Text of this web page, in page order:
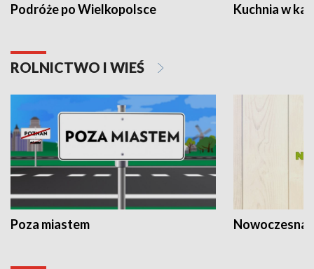
Podróże po Wielkopolsce Kuchnia w
ROLNICTWO I WIEŚ
Poza miastem Nowoczesna